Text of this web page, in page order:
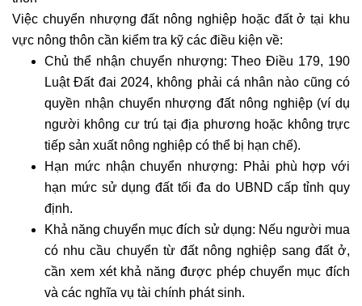
Việc chuyển nhượng đất nông nghiệp hoặc đất ở tại khu
vực nông thôn cần kiểm tra kỹ các điều kiện về:
Chủ thể nhận chuyển nhượng: Theo Điều 179, 190
Luật Đất đai 2024, không phải cá nhân nào cũng có
quyền nhận chuyển nhượng đất nông nghiệp (ví dụ
người không cư trú tại địa phương hoặc không trực
tiếp sản xuất nông nghiệp có thể bị hạn chế).
Hạn mức nhận chuyển nhượng: Phải phù hợp với
hạn mức sử dụng đất tối đa do UBND cấp tỉnh quy
định.
Khả năng chuyển mục đích sử dụng: Nếu người mua
có nhu cầu chuyển từ đất nông nghiệp sang đất ở,
cần xem xét khả năng được phép chuyển mục đích
và các nghĩa vụ tài chính phát sinh.